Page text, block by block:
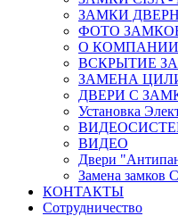
ЗАМКИ
ФОТО
О КОМПАНИИ
ВСКРЫТИЕ
ЗАМЕНА
ДВЕРИ С
Установка
ВИДЕО
Двери
Замена замков
КОНТАКТЫ
Сотрудничество